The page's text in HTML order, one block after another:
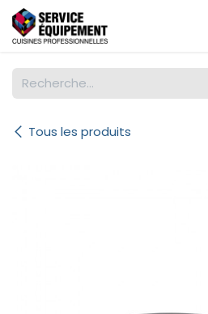
Se rendre au contenu
Tous les produits